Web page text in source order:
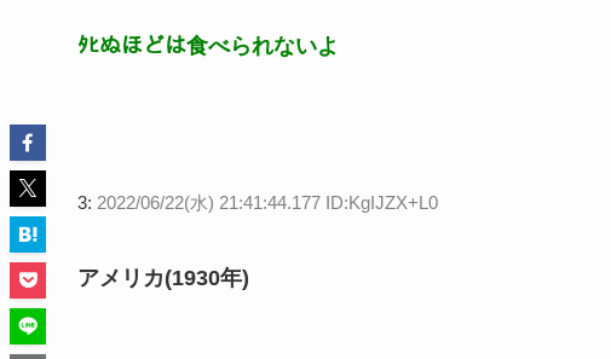
ﾀﾋぬほどは食べられないよ
3: 2022/06/22(水) 21:41:44.177 ID:KgIJZX+L0
アメリカ(1930年)